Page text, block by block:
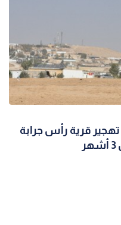
تهجير قرية رأس جرابة